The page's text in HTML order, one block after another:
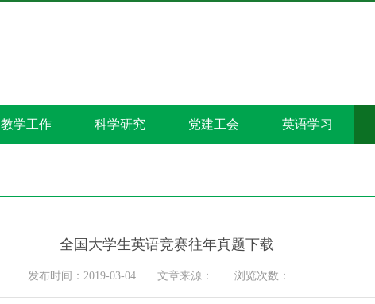
教学工作 科学研究 党建工会 英语学习
全国大学生英语竞赛往年真题下载
发布时间：2019-03-04 文章来源： 浏览次数：